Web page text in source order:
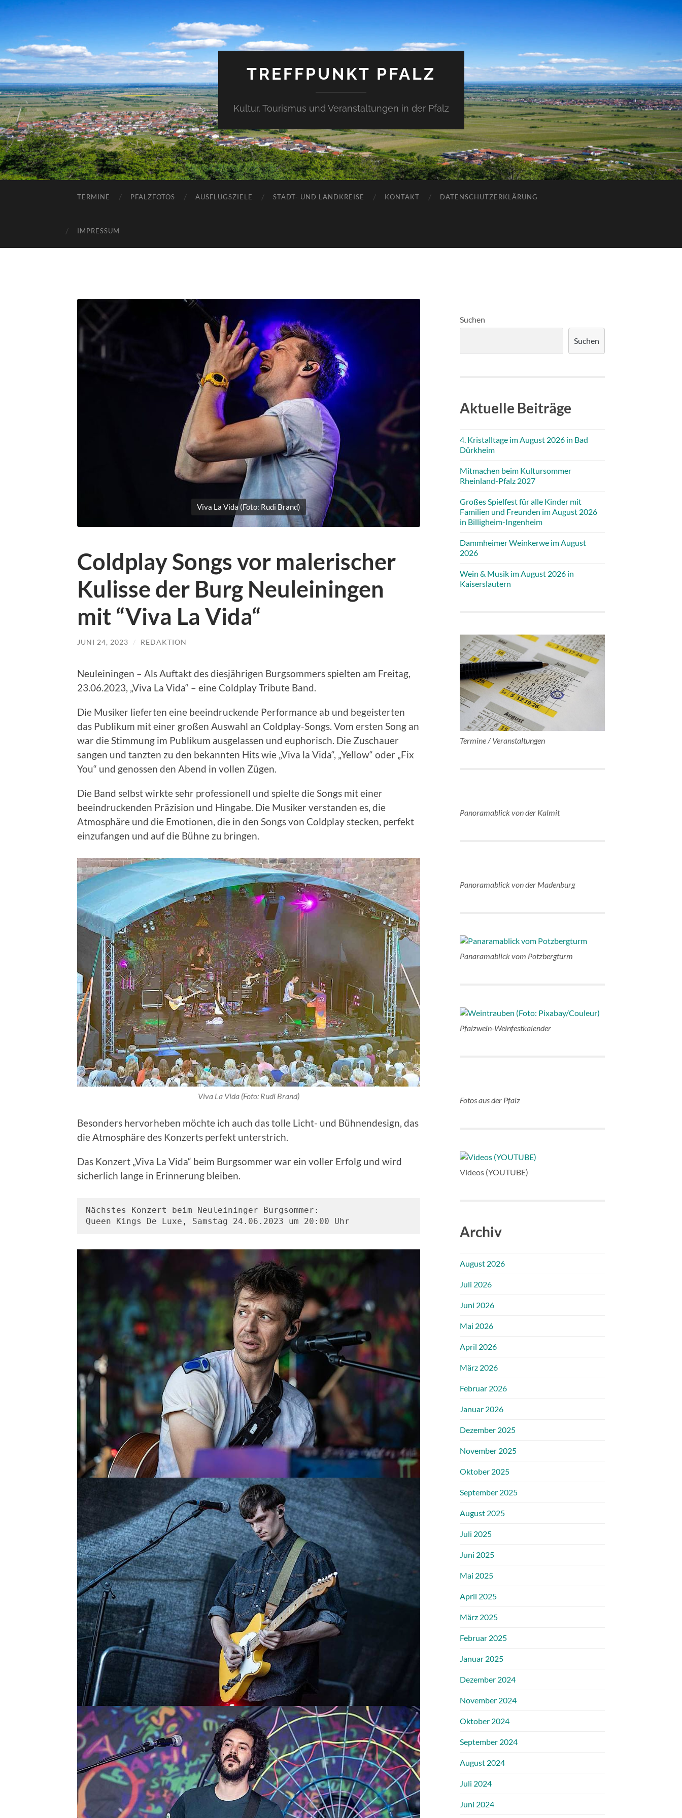
TREFFPUNKT PFALZ
Kultur, Tourismus und Veranstaltungen in der Pfalz
TERMINE PFALZFOTOS AUSFLUGSZIELE STADT- UND LANDKREISE KONTAKT DATENSCHUTZERKLÄRUNG
IMPRESSUM
Viva La Vida (Foto: Rudi Brand)
Coldplay Songs vor malerischer
Kulisse der Burg Neuleiningen
mit “Viva La Vida“
JUNI 24, 2023 / REDAKTION
Neuleiningen – Als Auftakt des diesjährigen Burgsommers spielten am Freitag,
23.06.2023, „Viva La Vida“ – eine Coldplay Tribute Band.
Die Musiker lieferten eine beeindruckende Performance ab und begeisterten
das Publikum mit einer großen Auswahl an Coldplay-Songs. Vom ersten Song an
war die Stimmung im Publikum ausgelassen und euphorisch. Die Zuschauer
sangen und tanzten zu den bekannten Hits wie „Viva la Vida“, „Yellow“ oder „Fix
You“ und genossen den Abend in vollen Zügen.
Die Band selbst wirkte sehr professionell und spielte die Songs mit einer
beeindruckenden Präzision und Hingabe. Die Musiker verstanden es, die
Atmosphäre und die Emotionen, die in den Songs von Coldplay stecken, perfekt
einzufangen und auf die Bühne zu bringen.
Viva La Vida (Foto: Rudi Brand)
Besonders hervorheben möchte ich auch das tolle Licht- und Bühnendesign, das
die Atmosphäre des Konzerts perfekt unterstrich.
Das Konzert „Viva La Vida“ beim Burgsommer war ein voller Erfolg und wird
sicherlich lange in Erinnerung bleiben.
Nächstes Konzert beim Neuleininger Burgsommer:
Queen Kings De Luxe, Samstag 24.06.2023 um 20:00 Uhr
Suchen
Suchen
Aktuelle Beiträge
4. Kristalltage im August 2026 in Bad
Dürkheim
Mitmachen beim Kultursommer
Rheinland-Pfalz 2027
Großes Spielfest für alle Kinder mit
Familien und Freunden im August 2026
in Billigheim-Ingenheim
Dammheimer Weinkerwe im August
2026
Wein & Musik im August 2026 in
Kaiserslautern
Termine / Veranstaltungen
Panoramablick von der Kalmit
Panoramablick von der Madenburg
Panaramablick vom Potzbergturm
Pfalzwein-Weinfestkalender
Fotos aus der Pfalz
Videos (YOUTUBE)
Archiv
August 2026
Juli 2026
Juni 2026
Mai 2026
April 2026
März 2026
Februar 2026
Januar 2026
Dezember 2025
November 2025
Oktober 2025
September 2025
August 2025
Juli 2025
Juni 2025
Mai 2025
April 2025
März 2025
Februar 2025
Januar 2025
Dezember 2024
November 2024
Oktober 2024
September 2024
August 2024
Juli 2024
Juni 2024